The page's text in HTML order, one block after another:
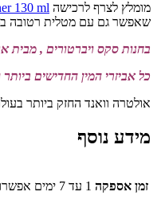
מומלץ לצרף לרכישה 130 ml
שאפשר גם עם מטלית רטובה
בחנות סקס ויברטורים , מבית
כל אביזרי המין החדישים
אולטרה וואנד החזק ביותר
מידע נוסף
זמן אספקה 1 עד 7 ימים אפשרות לאיסוף עצמי